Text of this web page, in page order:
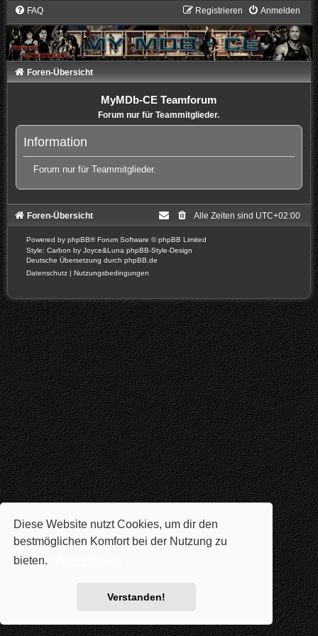
Diese Website nutzt Cookies, um dir den
bestmöglichen Komfort bei der Nutzung zu
bieten.
Verstanden!
FAQ Anmelden
Registrieren
Foren-Übersicht
MyMDb-CE Teamforum
Forum nur für Teammitglieder.
Information
Forum nur für Teammitglieder.
Foren-Übersicht Alle Zeiten sind UTC+02:00
Powered by phpBB® Forum Software © phpBB Limited
Style: Carbon by Joyce&Luna phpBB-Style-Design
Deutsche Übersetzung durch phpBB.de
Datenschutz | Nutzungsbedingungen